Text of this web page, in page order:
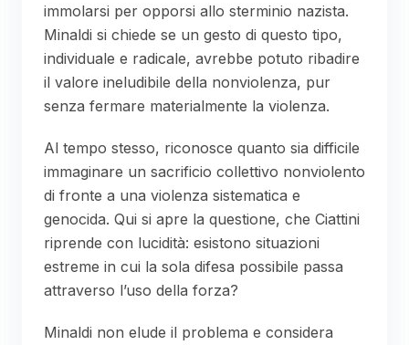
immolarsi per opporsi allo sterminio nazista.
Minaldi si chiede se un gesto di questo tipo,
individuale e radicale, avrebbe potuto ribadire
il valore ineludibile della nonviolenza, pur
senza fermare materialmente la violenza.
Al tempo stesso, riconosce quanto sia difficile
immaginare un sacrificio collettivo nonviolento
di fronte a una violenza sistematica e
genocida. Qui si apre la questione, che Ciattini
riprende con lucidità: esistono situazioni
estreme in cui la sola difesa possibile passa
attraverso l’uso della forza?
Minaldi non elude il problema e considera